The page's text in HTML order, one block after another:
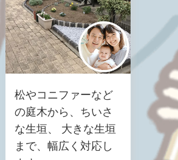
松やコニファーなど
の庭木から、ちいさ
な生垣、 大きな生垣
まで、幅広く対応し